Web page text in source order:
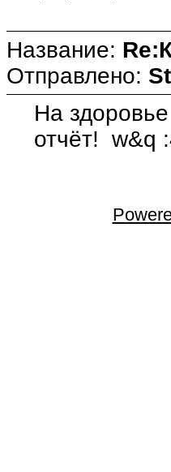
Название:
Отправлено:
На
отчёт! w&q